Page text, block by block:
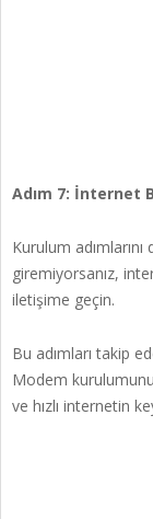
Adım 7: İnternet
Kurulum
giremiyorsanız,
iletişime geçin.
Bu adımları takip
Modem
ve hızlı internetin